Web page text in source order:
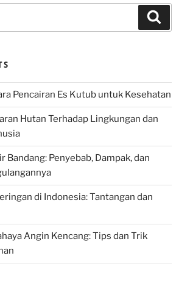
Pencairan Es Kutub untuk Kesehatan
Hutan Terhadap Lingkungan dan
Bandang: Penyebab, Dampak, dan
di Indonesia: Tantangan dan
Angin Kencang: Tips dan Trik